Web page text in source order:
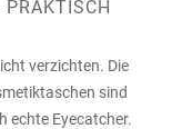
verzichten. Die
sind
echte Eyecatcher.